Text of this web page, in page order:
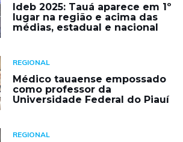
Ideb 2025: Tauá aparece em 1º
lugar na região e acima das
médias, estadual e nacional
REGIONAL
Médico tauaense empossado
como professor da
Universidade Federal do Piauí
REGIONAL